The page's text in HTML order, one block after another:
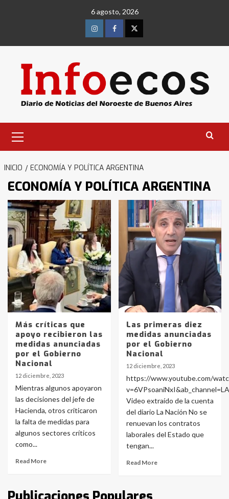
6 agosto, 2026
InstagramFacebookTwitter
primario
INICIO ECONOMÍA Y POLÍTICA ARGENTINA
ECONOMÍA Y POLÍTICA ARGENTINA
Más críticas que
apoyo recibieron las
medidas anunciadas
por el Gobierno
Nacional
12 diciembre, 2023
Mientras algunos apoyaron
las decisiones del jefe de
Hacienda, otros criticaron
la falta de medidas para
algunos sectores críticos
como...
Read More
Las primeras diez
medidas anunciadas
por el Gobierno
Nacional
12 diciembre, 2023
https://www.youtube.com/
Video extraído de la cuenta
del diario La Nación No se
renuevan los contratos
laborales del Estado que
tengan...
Read More
3
Identidad de los adolescentes
pampeanos que fueron
protagonistas del fatal accidente
en la mañana del lunes
4
Accidente en Ruta 5: falleció un
joven de Trenque Lauquen
5
Los precios de los combustibles en
La Pampa, desde YPF hasta Axion
entre 857 a 1338 pesos
6
La Bolsa de Cereales de Bahía
Blanca anticipa que Agosto vendrá
con lluvias y heladas, en gran parte
fueron detenidos por